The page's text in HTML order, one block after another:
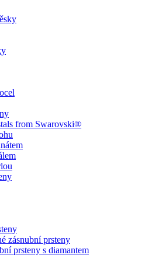
from Swarovski®
zásnubní prsteny
prsteny s diamantem